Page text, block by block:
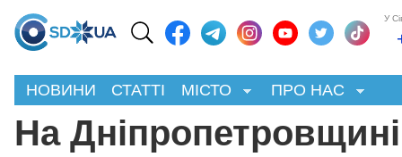
У
НОВИНИ СТАТТІ МІСТО ПРО НАС
На Дніпропетровщині